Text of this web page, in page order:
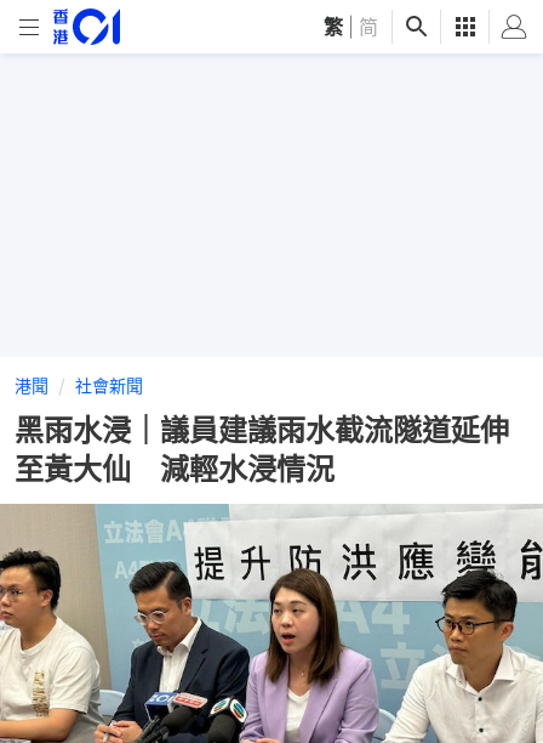
繁 简
港聞 社會新聞
黑雨水浸｜議員建議雨水截流隧道延伸
至黃大仙 減輕水浸情況